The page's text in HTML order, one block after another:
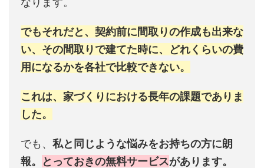
でもそれだと、契約前に間取りの作成も出来な
い、その間取りで建てた時に、どれくらいの費
用になるかを各社で比較できない。
これは、家づくりにおける長年の課題でありま
した。
でも、 私と同じような悩みをお持ちの方に朗
報。
とっておきの無料サービスがあります。